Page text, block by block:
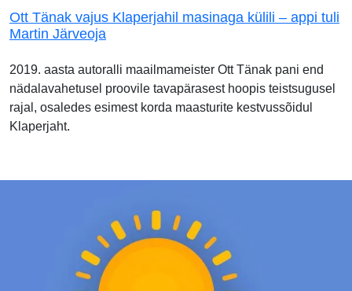
Ott Tänak vajus Klaperjahil masinaga külili – appi tuli
Martin Järveoja
2019. aasta autoralli maailmameister Ott Tänak pani end
nädalavahetusel proovile tavapärasest hoopis teistsugusel
rajal, osaledes esimest korda maasturite kestvussõidul
Klaperjaht.